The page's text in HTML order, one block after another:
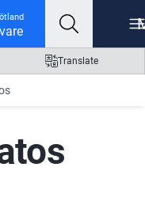
Translate